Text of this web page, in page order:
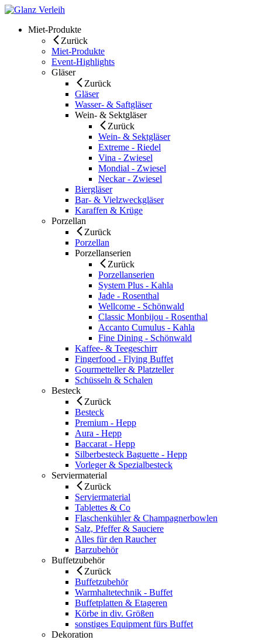
Skip
contentMiet-Produkte
Zurück
Miet-Produkte
Event-Highlights
Gläser
Zurück
Gläser
Wasser- & Saftgläser
Wein- & Sektgläser
Zurück
Wein- & Sektgläser
Extreme - Riedel
Vina - Zwiesel
Mondial - Zwiesel
Neckar - Zwiesel
Biergläser
Bar- & Vielzweckgläser
Karaffen & Krüge
Porzellan
Zurück
Porzellan
Porzellanserien
Zurück
Porzellanserien
System Plus - Kahla
Jade - Rosenthal
Wellcome - Schönwald
Classic Monbijou - Rosenthal
Accanto Cumulus - Kahla
Fine Dining - Schönwald
Kaffee- & Teegeschirr
Fingerfood - Flying Buffet
Gourmetteller & Platzteller
Schüsseln & Schalen
Besteck
Zurück
Besteck
Premium - Hepp
Aura - Hepp
Baccarat - Hepp
Silberbesteck Baguette - Hepp
Vorleger & Spezialbesteck
Serviermaterial
Zurück
Serviermaterial
Tablettes & Co
Flaschenkühler & Champagnerbowlen
Salz, Pfeffer & Sauciere
Alles für den Raucher
Barzubehör
Buffetzubehör
Zurück
Buffetzubehör
Warmhaltetechnik - Buffet
Buffetplatten & Etageren
Körbe in div. Größen
sonstiges Equipment fürs Buffet
Dekoration